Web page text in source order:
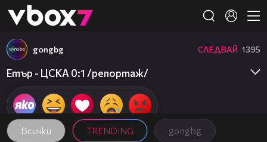
👾
Всички TRENDING gongbg
gongbg СЛЕДВАЙ 1395
Етър - ЦСКА 0:1 /репортаж/
00:37